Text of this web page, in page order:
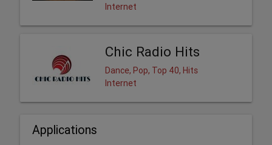
Internet
Chic Radio Hits
Dance, Pop, Top 40, Hits
Internet
Applications